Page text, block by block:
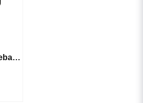
Tunnelpizzaugn Sveba Dahlen TP32